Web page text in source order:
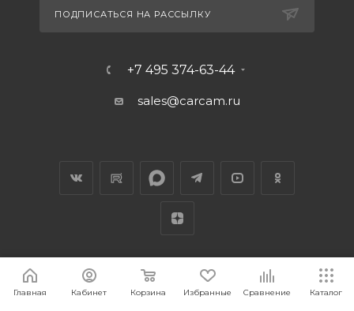
ПОДПИСАТЬСЯ НА РАССЫЛКУ
+7 495 374-63-44
sales@carcam.ru
Главная Кабинет Корзина Избранные Сравнение Каталог